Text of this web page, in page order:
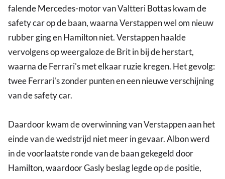
falende Mercedes-motor van Valtteri Bottas kwam de
safety car op de baan, waarna Verstappen wel om nieuw
rubber ging en Hamilton niet. Verstappen haalde
vervolgens op weergaloze de Brit in bij de herstart,
waarna de Ferrari's met elkaar ruzie kregen. Het gevolg:
twee Ferrari's zonder punten en een nieuwe verschijning
van de safety car.
Daardoor kwam de overwinning van Verstappen aan het
einde van de wedstrijd niet meer in gevaar. Albon werd
in de voorlaatste ronde van de baan gekegeld door
Hamilton, waardoor Gasly beslag legde op de positie,